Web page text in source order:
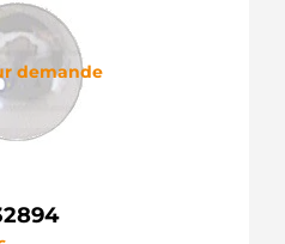
demande